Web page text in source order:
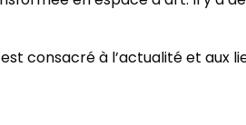
consacré à l’actualité et aux